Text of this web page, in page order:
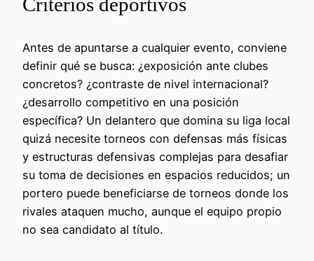
Antes de apuntarse a cualquier evento, conviene
definir qué se busca: ¿exposición ante clubes
concretos? ¿contraste de nivel internacional?
¿desarrollo competitivo en una posición
específica? Un delantero que domina su liga local
quizá necesite torneos con defensas más físicas
y estructuras defensivas complejas para desafiar
su toma de decisiones en espacios reducidos; un
portero puede beneficiarse de torneos donde los
rivales ataquen mucho, aunque el equipo propio
no sea candidato al título.